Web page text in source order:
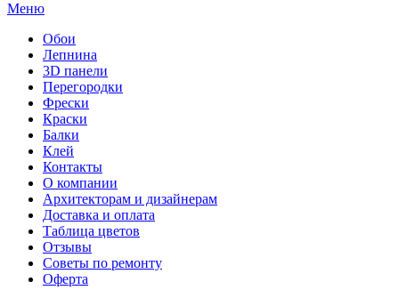
Меню
Обои
Лепнина
3D панели
Перегородки
Фрески
Краски
Балки
Клей
Контакты
О компании
Архитекторам и дизайнерам
Доставка и оплата
Таблица цветов
Отзывы
Советы по ремонту
Оферта